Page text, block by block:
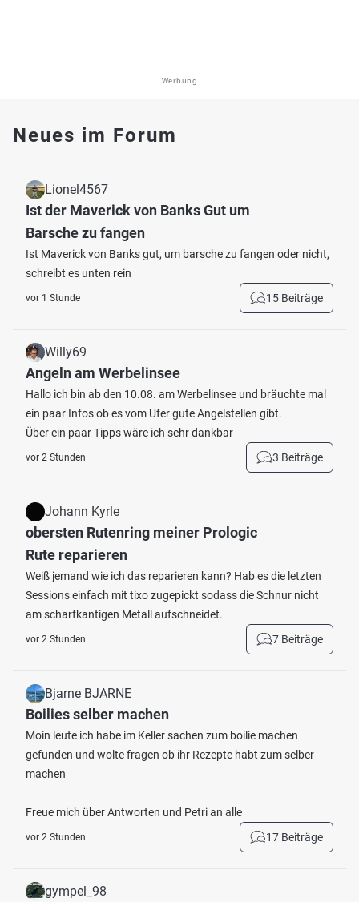
Werbung
Neues im Forum
Lionel4567
Ist der Maverick von Banks Gut um
Barsche zu fangen
Ist Maverick von Banks gut, um barsche zu fangen oder nicht,
schreibt es unten rein
vor 1 Stunde 15 Beiträge
Willy69
Angeln am Werbelinsee
Hallo ich bin ab den 10.08. am Werbelinsee und bräuchte mal
ein paar Infos ob es vom Ufer gute Angelstellen gibt.
Über ein paar Tipps wäre ich sehr dankbar
vor 2 Stunden 3 Beiträge
Johann Kyrle
obersten Rutenring meiner Prologic
Rute reparieren
Weiß jemand wie ich das reparieren kann? Hab es die letzten
Sessions einfach mit tixo zugepickt sodass die Schnur nicht
am scharfkantigen Metall aufschneidet.
vor 2 Stunden 7 Beiträge
Bjarne BJARNE
Boilies selber machen
Moin leute ich habe im Keller sachen zum boilie machen
gefunden und wolte fragen ob ihr Rezepte habt zum selber
machen
Freue mich über Antworten und Petri an alle
vor 2 Stunden 17 Beiträge
gympel_98